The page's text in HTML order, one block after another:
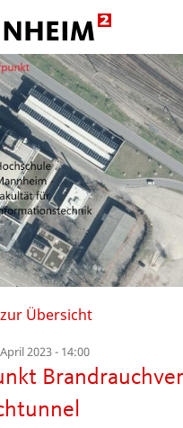
Übersicht
2023 - 14:00